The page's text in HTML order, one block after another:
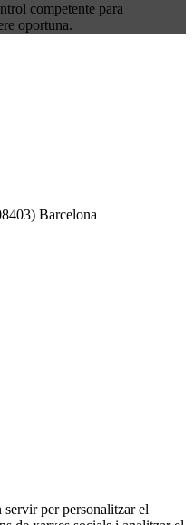
competente para
oportuna.
Barcelona
per personalitzar el